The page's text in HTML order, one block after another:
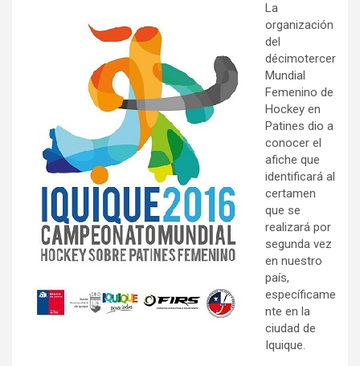
k
tt
er
ail m
p
ar
tir
La
organización
del
décimotercer
Mundial
Femenino de
Hockey en
Patines dio a
conocer el
afiche que
identificará al
certamen
que se
realizará por
segunda vez
en nuestro
país,
específicame
nte en la
ciudad de
Iquique.